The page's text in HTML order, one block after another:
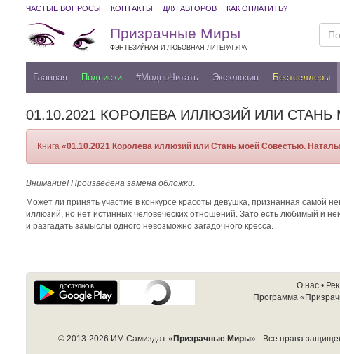
ЧАСТЫЕ ВОПРОСЫ КОНТАКТЫ ДЛЯ АВТОРОВ КАК ОПЛАТИТЬ?
Призрачные Миры
ФЭНТЕЗИЙНАЯ И ЛЮБОВНАЯ ЛИТЕРАТУРА
Главная Подписки #МодноЧитать Эксклюзив Бестселлеры
01.10.2021 КОРОЛЕВА ИЛЛЮЗИЙ ИЛИ
Книга «01.10.2021 Королева иллюзий или Стань моей Совестью.
Внимание! Произведена замена обложки
Может ли принять участие в конкурсе красоты девушка, признанная самой
иллюзий, но нет истинных человеческих отношений. Зато есть любимый и
и разгадать замыслы одного невозможно загадочного кресса.
О нас•
Программа
© 2013-2026 ИМ Самиздат «Призрачные Миры» - Все права